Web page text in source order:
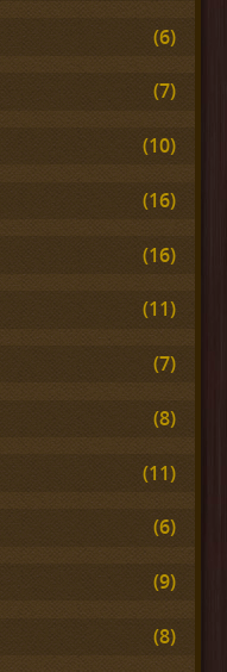
(6)
(7)
(10)
(16)
(16)
(11)
(7)
(8)
(11)
(6)
(9)
(8)